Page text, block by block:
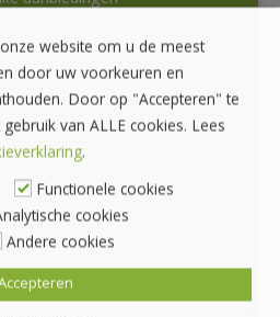
voeding
website om u de meest
door uw voorkeuren en
Door op "Accepteren" te
van ALLE cookies. Lees
.
Functionele cookies
cookies
Andere cookies